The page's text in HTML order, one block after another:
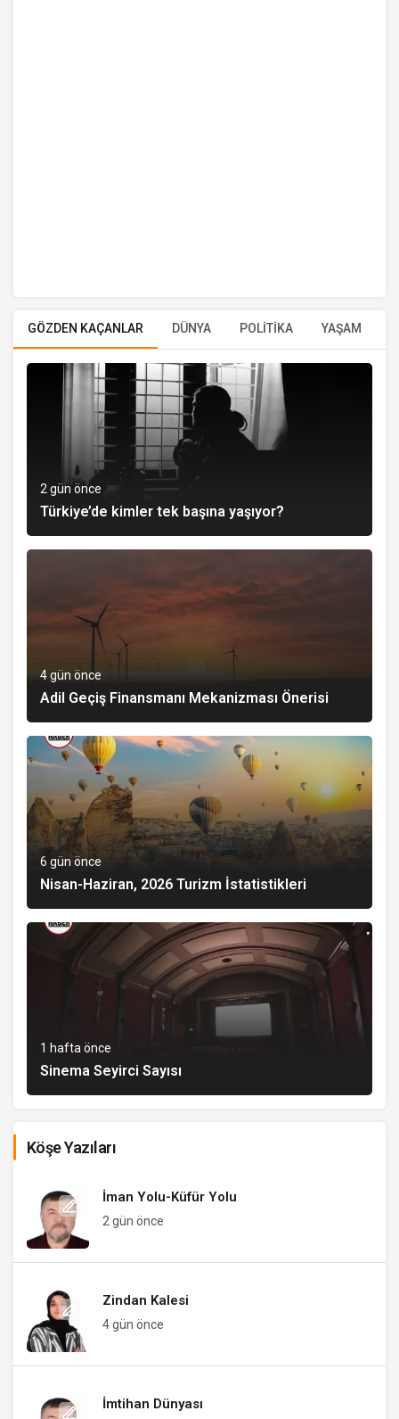
GÖZDEN KAÇANLAR DÜNYA POLİTİKA YAŞAM
2 gün önce
Türkiye’de kimler tek başına yaşıyor?
4 gün önce
Adil Geçiş Finansmanı Mekanizması Önerisi
6 gün önce
Nisan-Haziran, 2026 Turizm İstatistikleri
1 hafta önce
Sinema Seyirci Sayısı
Köşe Yazıları
İman Yolu-Küfür Yolu
2 gün önce
Zindan Kalesi
4 gün önce
İmtihan Dünyası